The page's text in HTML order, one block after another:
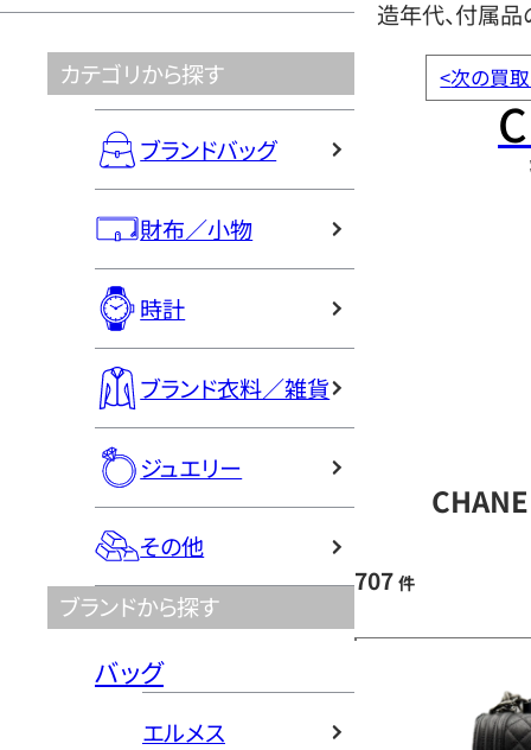
カテゴリから探す
ブランドバッグ
財布／小物
時計
ブランド衣料／雑貨
ジュエリー
その他
ブランドから探す
バッグ
エルメス
造年代、付属品
<次の買
707 件